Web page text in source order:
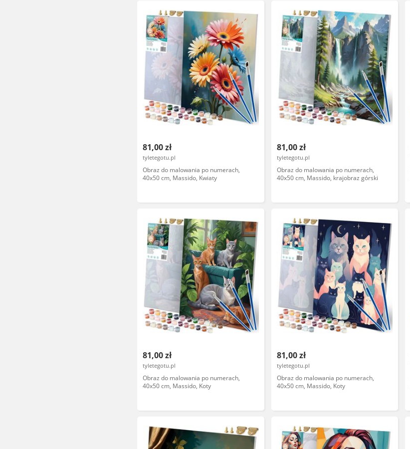
81,00 zł
tyletegotu.pl
Obraz do malowania po numerach,
40x50 cm, Massido, Kwiaty
81,00 zł
tyletegotu.pl
Obraz do malowania po numerach,
40x50 cm, Massido, krajobraz górski
81,00 zł
tyletegotu.pl
Obraz do malowania po numerach,
40x50 cm, Massido, Koty
81,00 zł
tyletegotu.pl
Obraz do malowania po numerach,
40x50 cm, Massido, Koty